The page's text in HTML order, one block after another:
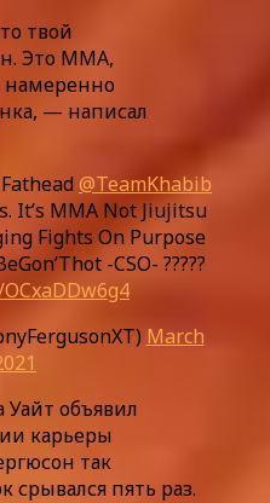
твой
Это ММА,
— написал
@TeamKhabib
It’s MMA Not Jiujitsu
Fights On Purpose
-CSO- ?????
March
объявил
карьеры
так
срывался пять раз.